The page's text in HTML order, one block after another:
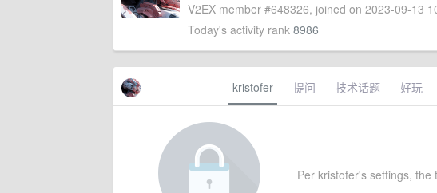
V2EX member #648326, joined on 2023-09-13
Today's activity rank 8986
kristofer 提问 技术话题 好玩
Per kristofer's settings, the